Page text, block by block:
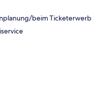
beim Ticketerwerb